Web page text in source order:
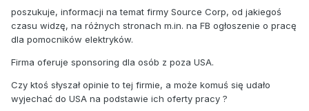
poszukuje, informacji na temat firmy Source Corp, od jakiegoś
czasu widzę, na różnych stronach m.in. na FB ogłoszenie o pracę
dla pomocników elektryków.
Firma oferuje sponsoring dla osób z poza USA.
Czy ktoś słyszał opinie to tej firmie, a może komuś się udało
wyjechać do USA na podstawie ich oferty pracy ?